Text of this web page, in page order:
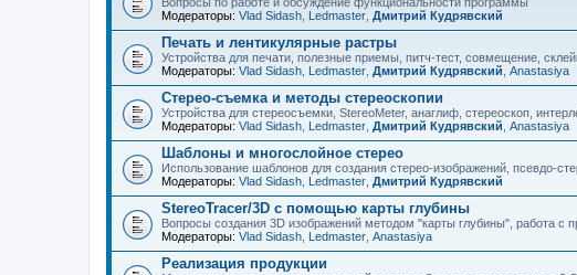
Модераторы: Vlad Sidash Ledmaster Дмитрий Кудрявский
Печать и лентикулярные растры
Устройства для печати, полезные приемы, питч-тест, совмещение,
Модераторы: Vlad Sidash Ledmaster Дмитрий Кудрявский Anastasiya
Стерео-съемка и методы стереоскопии
Устройства для стереосъемки, StereoMeter, анаглиф, стереоскоп,
Модераторы: Vlad Sidash Ledmaster Дмитрий Кудрявский Anastasiya
Шаблоны и многослойное стерео
Использование шаблонов для создания стерео-изображений, псевдо-
Модераторы: Vlad Sidash Ledmaster Дмитрий Кудрявский
StereoTracer/3D с помощью карты глубины
Вопросы создания 3D изображений методом "карты глубины", работа с
Модераторы: Vlad Sidash Ledmaster Anastasiya
Реализация продукции